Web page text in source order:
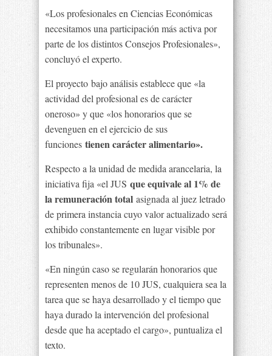
«Los profesionales en Ciencias Económicas
necesitamos una participación más activa por
parte de los distintos Consejos Profesionales»,
concluyó el experto.
El proyecto bajo análisis establece que «la
actividad del profesional es de carácter
oneroso» y que «los honorarios que se
devenguen en el ejercicio de sus
funciones tienen carácter alimentario».
Respecto a la unidad de medida arancelaria, la
iniciativa fija «el JUS que equivale al 1% de
la remuneración total asignada al juez letrado
de primera instancia cuyo valor actualizado será
exhibido constantemente en lugar visible por
los tribunales».
«En ningún caso se regularán honorarios que
representen menos de 10 JUS, cualquiera sea la
tarea que se haya desarrollado y el tiempo que
haya durado la intervención del profesional
desde que ha aceptado el cargo», puntualiza el
texto.